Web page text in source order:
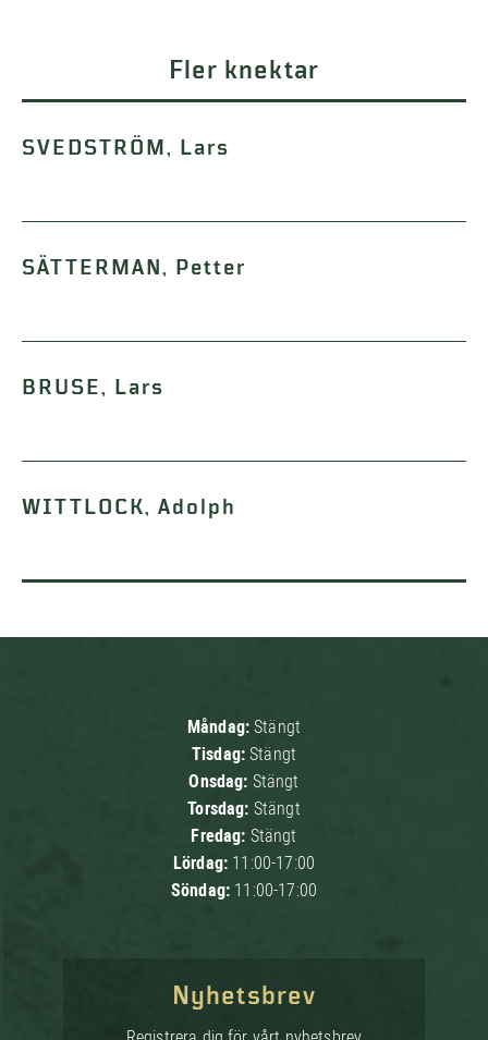
Fler knektar
SVEDSTRÖM, Lars
SÄTTERMAN, Petter
BRUSE, Lars
WITTLOCK, Adolph
Måndag:Stängt
Tisdag:Stängt
Onsdag: Stängt
Torsdag: Stängt
Fredag: Stängt
Lördag: 11:00-17:00
Söndag: 11:00-17:00
Nyhetsbrev